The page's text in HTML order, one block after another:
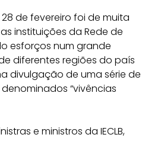
de fevereiro foi de muita
instituições da Rede de
esforços num grande
diferentes regiões do país
divulgação de uma série de
“vivências
e ministros da IECLB,